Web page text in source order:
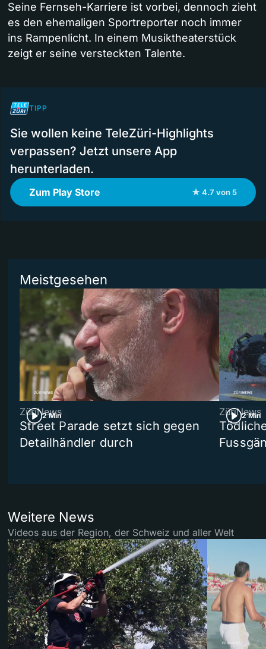
Seine Fernseh-Karriere ist vorbei, dennoch zieht
es den ehemaligen Sportreporter noch immer
ins Rampenlicht. In einem Musiktheaterstück
zeigt er seine versteckten Talente.
TIPP
Sie wollen keine TeleZüri-Highlights
verpassen? Jetzt unsere App
herunterladen.
Zum Play Store ★ 4.7 von 5
Meistgesehen
2 Min
ZüriNews
Street Parade setzt sich gegen
Detailhändler durch
2 Min
ZüriNews
Weitere News
Videos aus der Region, der Schweiz und aller Welt